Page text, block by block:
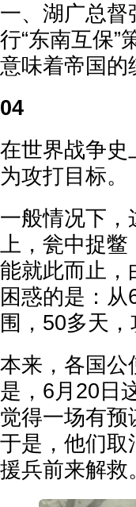
一、湖广总督
行“东南互保”
意味着帝国的
04
在世界战争史
为攻打目标。
一般情况下，
上，瓮中捉
能就此而止，
困惑的是：
围，50多天
本来，各国公
是，6月20日
觉得一场有预
于是，他们取
援兵前来解救